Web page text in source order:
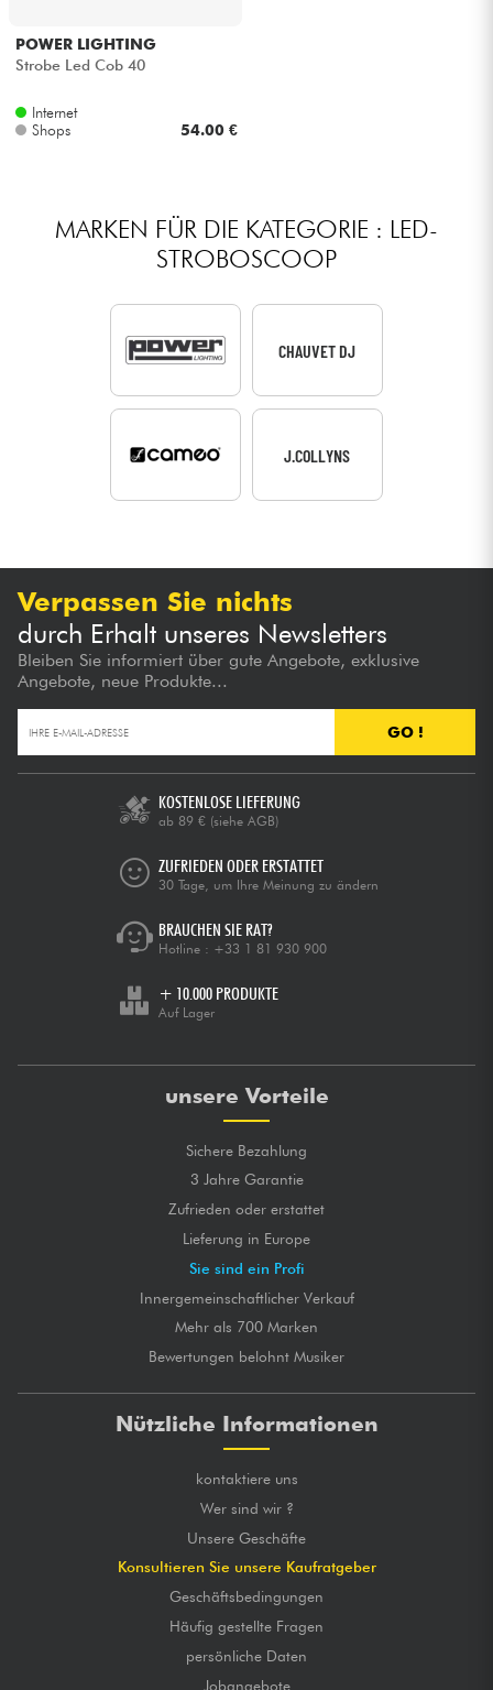
POWER LIGHTING
Strobe Led Cob 40
Internet
Shops
54.00 €
MARKEN FÜR DIE KATEGORIE : LED-
STROBOSCOOP
CHAUVET DJ
J.COLLYNS
Verpassen Sie nichts
durch Erhalt unseres Newsletters
Bleiben Sie informiert über gute Angebote, exklusive
Angebote, neue Produkte...
GO !
KOSTENLOSE LIEFERUNG
ab 89 € (siehe AGB)
ZUFRIEDEN ODER ERSTATTET
30 Tage, um Ihre Meinung zu ändern
BRAUCHEN SIE RAT?
Hotline : +33 1 81 930 900
+ 10.000 PRODUKTE
Auf Lager
unsere Vorteile
Sichere Bezahlung
3 Jahre Garantie
Zufrieden oder erstattet
Lieferung in Europe
Sie sind ein Profi
Innergemeinschaftlicher Verkauf
Mehr als 700 Marken
Bewertungen belohnt Musiker
Nützliche Informationen
kontaktiere uns
Wer sind wir ?
Unsere Geschäfte
Konsultieren Sie unsere Kaufratgeber
Geschäftsbedingungen
Häufig gestellte Fragen
persönliche Daten
Jobangebote